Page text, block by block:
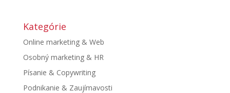
Kategórie
Online marketing & Web
Osobný marketing & HR
Písanie & Copywriting
Podnikanie & Zaujímavosti